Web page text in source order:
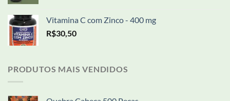
Vitamina C com Zinco - 400 mg
R$30,50
PRODUTOS MAIS VENDIDOS